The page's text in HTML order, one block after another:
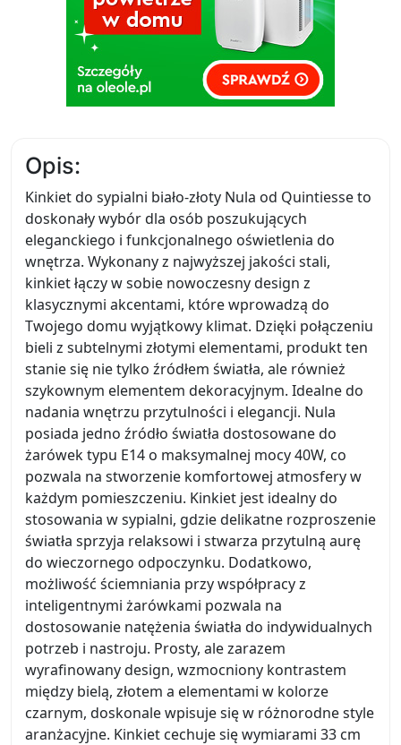
Opis:
Kinkiet do sypialni biało-złoty Nula od Quintiesse to
doskonały wybór dla osób poszukujących
eleganckiego i funkcjonalnego oświetlenia do
wnętrza. Wykonany z najwyższej jakości stali,
kinkiet łączy w sobie nowoczesny design z
klasycznymi akcentami, które wprowadzą do
Twojego domu wyjątkowy klimat. Dzięki połączeniu
bieli z subtelnymi złotymi elementami, produkt ten
stanie się nie tylko źródłem światła, ale również
szykownym elementem dekoracyjnym. Idealne do
nadania wnętrzu przytulności i elegancji. Nula
posiada jedno źródło światła dostosowane do
żarówek typu E14 o maksymalnej mocy 40W, co
pozwala na stworzenie komfortowej atmosfery w
każdym pomieszczeniu. Kinkiet jest idealny do
stosowania w sypialni, gdzie delikatne rozproszenie
światła sprzyja relaksowi i stwarza przytulną aurę
do wieczornego odpoczynku. Dodatkowo,
możliwość ściemniania przy współpracy z
inteligentnymi żarówkami pozwala na
dostosowanie natężenia światła do indywidualnych
potrzeb i nastroju. Prosty, ale zarazem
wyrafinowany design, wzmocniony kontrastem
między bielą, złotem a elementami w kolorze
czarnym, doskonale wpisuje się w różnorodne style
aranżacyjne. Kinkiet cechuje się wymiarami 33 cm